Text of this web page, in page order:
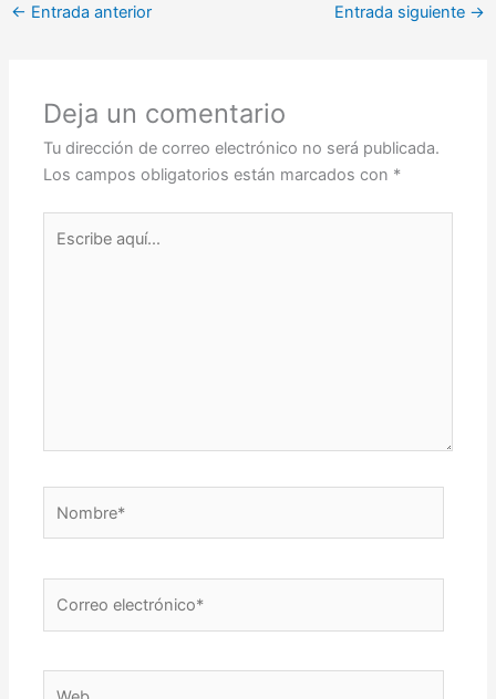
← Entrada anterior Entrada siguiente →
Deja un comentario
Tu dirección de correo electrónico no será publicada.
Los campos obligatorios están marcados con *
aquí...
electrónico*